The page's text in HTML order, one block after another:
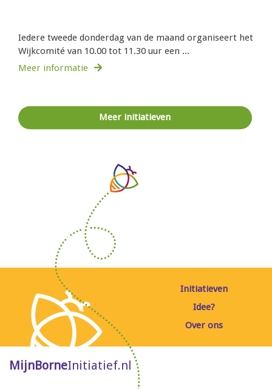
Iedere tweede donderdag van de maand organiseert het
Wijkcomité van 10.00 tot 11.30 uur een ...
Meer informatie
Meer initiatieven
Initiatieven
Idee?
Over ons
MijnBorneInitiatief.nl